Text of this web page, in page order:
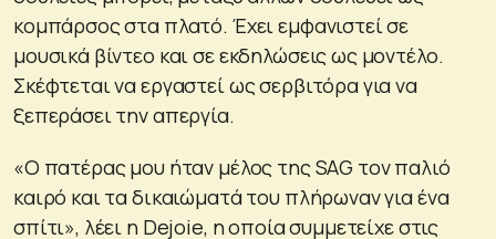
κομπάρσος στα πλατό. Έχει εμφανιστεί σε
μουσικά βίντεο και σε εκδηλώσεις ως μοντέλο.
Σκέφτεται να εργαστεί ως σερβιτόρα για να
ξεπεράσει την απεργία.
«Ο πατέρας μου ήταν μέλος της SAG τον παλιό
καιρό και τα δικαιώματά του πλήρωναν για ένα
σπίτι», λέει η Dejoie, η οποία συμμετείχε στις